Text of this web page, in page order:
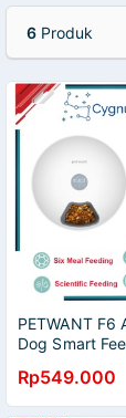
6 Produk
PETWANT F6
Dog Smart
Rp549.000